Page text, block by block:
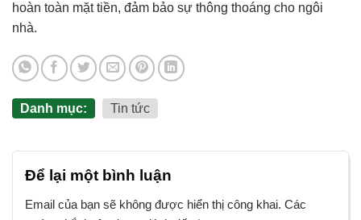
hoàn toàn mặt tiền, đảm bảo sự thông thoáng cho ngôi
nhà.
Danh mục: Tin tức
Để lại một bình luận
Email của bạn sẽ không được hiển thị công khai. Các